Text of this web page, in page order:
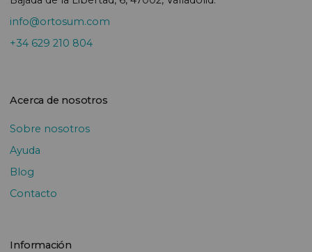
info@ortosum.com
+34 629 210 804
Acerca de nosotros
Sobre nosotros
Ayuda
Blog
Contacto
Información